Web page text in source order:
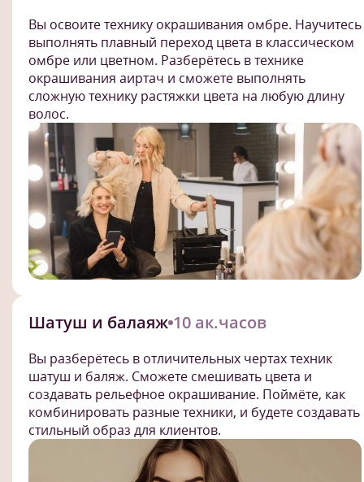
Вы освоите технику окрашивания омбре. Научитесь
выполнять плавный переход цвета в классическом
омбре или цветном. Разберётесь в технике
окрашивания аиртач и сможете выполнять
сложную технику растяжки цвета на любую длину
волос.
Шатуш и балаяж 10 ак.часов
Вы разберётесь в отличительных чертах техник
шатуш и баляж. Сможете смешивать цвета и
создавать рельефное окрашивание. Поймёте, как
комбинировать разные техники, и будете создавать
стильный образ для клиентов.